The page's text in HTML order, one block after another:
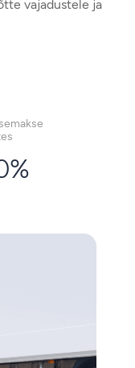
vajadustele ja